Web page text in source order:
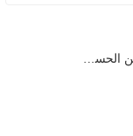
أفضل أرضيات للكلاب التي تعاني من الحساسية